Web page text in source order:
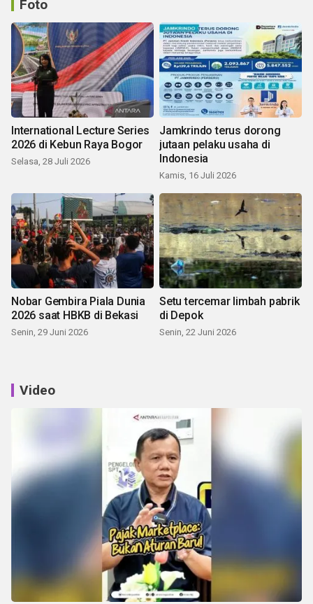
Foto
International Lecture Series
2026 di Kebun Raya Bogor
Selasa, 28 Juli 2026
Jamkrindo terus dorong
jutaan pelaku usaha di
Indonesia
Kamis, 16 Juli 2026
Nobar Gembira Piala Dunia
2026 saat HBKB di Bekasi
Senin, 29 Juni 2026
Setu tercemar limbah pabrik
di Depok
Senin, 22 Juni 2026
Video